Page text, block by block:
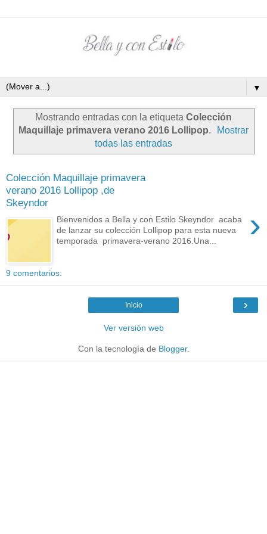
▼
Mostrando entradas con la etiqueta Colección
Maquillaje primavera verano 2016 Lollipop.
Mostrar
todas las entradas
Colección Maquillaje primavera
verano 2016 Lollipop ,de
Skeyndor
›
Bienvenidos a Bella y con Estilo Skeyndor acaba
de lanzar su colección Lollipop para esta nueva
temporada primavera-verano 2016.Una...
9 comentarios:
›
Inicio
Ver versión web
Con la tecnología de Blogger.